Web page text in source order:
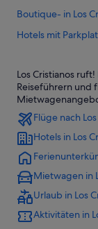
Boutique- in Los
Hotels mit
Princess Hotels in
Hotels mit
Hotels mit
Villen in Los
Urlaub nur für
Hotels mit
Hotels mit
Luxus in Los
Los Cristianos
Reiseführern und
Flüge nach
Hotels in Los
Mietwagen in
Urlaub in Los
Aktivitäten in